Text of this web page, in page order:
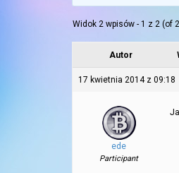
Widok 2 wpisów - 1 z 2 (of
Autor
17 kwietnia 2014 z 09:18
ede
Participant